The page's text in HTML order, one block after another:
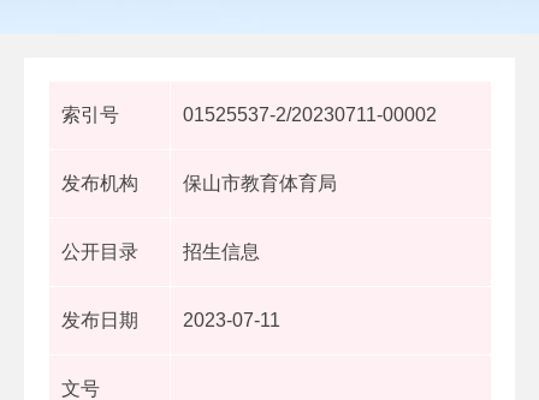
索引号 01525537-2/20230711-00002
发布机构 保山市教育体育局
公开目录 招生信息
发布日期 2023-07-11
文号